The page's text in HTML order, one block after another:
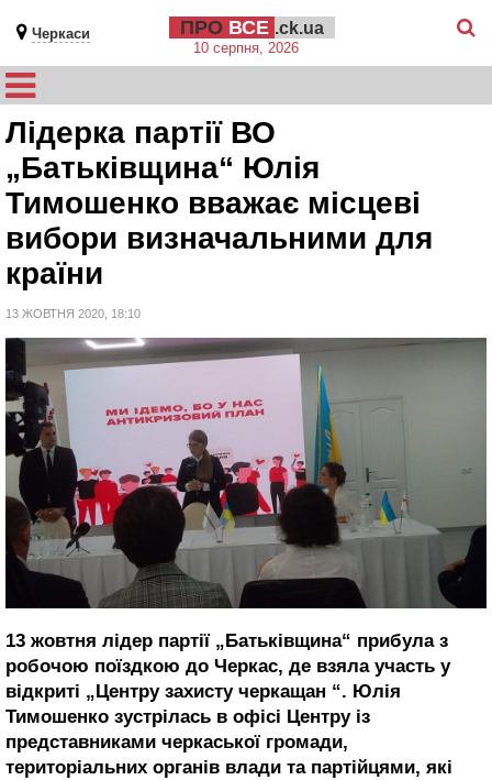
Черкаси ПРО ВСЕ .ck.ua
10 серпня, 2026
Лідерка партії ВО
„Батьківщина“ Юлія
Тимошенко вважає місцеві
вибори визначальними для
країни
13 ЖОВТНЯ 2020, 18:10
13 жовтня лідер партії „Батьківщина“ прибула з
робочою поїздкою до Черкас, де взяла участь у
відкриті „Центру захисту черкащан “. Юлія
Тимошенко зустрілась в офісі Центру із
представниками черкаської громади,
територіальних органів влади та партійцями, які